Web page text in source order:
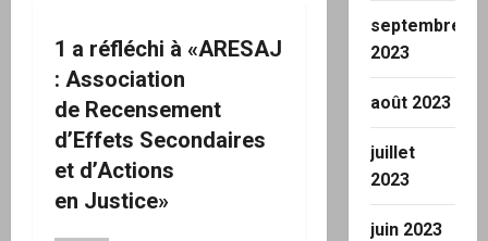
o
n
d
’
1 a réfléchi à «ARESAJ
: Association
de Recensement
d’Effets Secondaires
et d’Actions
en Justice»
septembre
2023
août 2023
juillet
2023
juin 2023